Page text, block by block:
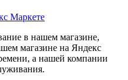
Маркете
в нашем магазине,
магазине на Яндекс
а нашей компании